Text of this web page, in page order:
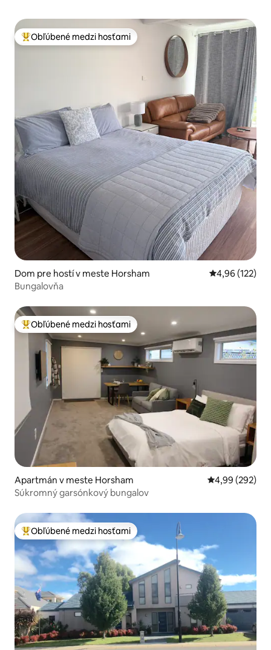
Najobľúbenejšie medzi hosťami
Obľúbené medzi hosťami
Dom pre hostí v meste Horsham Priemerné
4,96 (122)
Bungalovňa
Najobľúbenejšie medzi hosťami
Obľúbené medzi hosťami
Apartmán v meste Horsham Priemerné
4,99 (292)
Súkromný garsónkový bungalov
Najobľúbenejšie medzi hosťami
Obľúbené medzi hosťami